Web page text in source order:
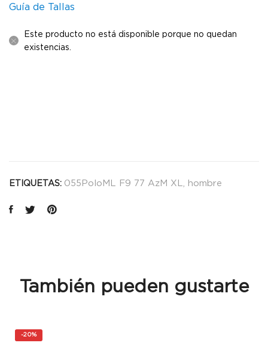
Guía de Tallas
Este producto no está disponible porque no quedan
existencias.
ETIQUETAS: 055PoloML F9 77 AzM XL hombre
También pueden gustarte
-20%